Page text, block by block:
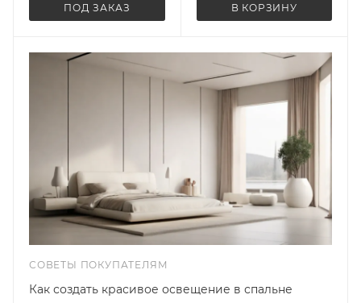
ПОД ЗАКАЗ В КОРЗИНУ
СОВЕТЫ ПОКУПАТЕЛЯМ
Как создать красивое освещение в спальне